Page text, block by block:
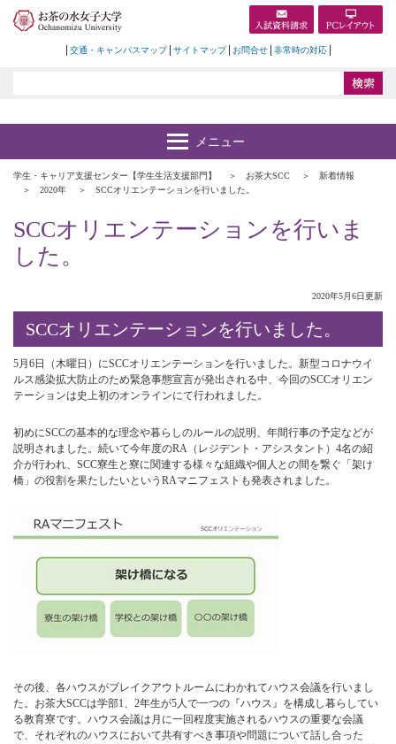
交通・キャンパスマップ サイトマップ お問合せ 非常時の対応
学生・キャリア支援センター【学生生活支援部門】 お茶大SCC
新着情報
2020年
SCCオリエンテーションを行いました。
SCCオリエンテーションを行いま
した。
2020年5月6日更新
SCCオリエンテーションを行いました。
5月6日（木曜日）にSCCオリエンテーションを行いました。新型コロナウイ
ルス感染拡大防止のため緊急事態宣言が発出される中、今回のSCCオリエン
テーションは史上初のオンラインにて行われました。
初めにSCCの基本的な理念や暮らしのルールの説明、年間行事の予定などが
説明されました。続いて今年度のRA（レジデント・アシスタント）4名の紹
介が行われ、SCC寮生と寮に関連する様々な組織や個人との間を繋ぐ「架け
橋」の役割を果たしたいというRAマニフェストも発表されました。
その後、各ハウスがブレイクアウトルームにわかれてハウス会議を行いまし
た。お茶大SCCは学部1、2年生が5人で一つの『ハウス』を構成し暮らしてい
る教育寮です。ハウス会議は月に一回程度実施されるハウスの重要な会議
で、それぞれのハウスにおいて共有すべき事項や問題について話し合った